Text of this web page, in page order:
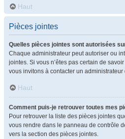
Haut
Pièces jointes
Quelles pièces jointes sont autorisées
Chaque administrateur peut autoriser ou
jointes. Si vous n’êtes pas certain de
vous invitons à contacter un administrateur
Haut
Comment puis-je retrouver toutes mes
Pour retrouver la liste des pièces jointes
vous rendre dans le panneau de contrôle
vers la section des pièces jointes.